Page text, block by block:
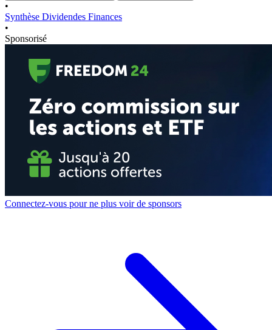
•
Synthèse Dividendes Finances
•
Sponsorisé
Connectez-vous pour ne plus voir de sponsors